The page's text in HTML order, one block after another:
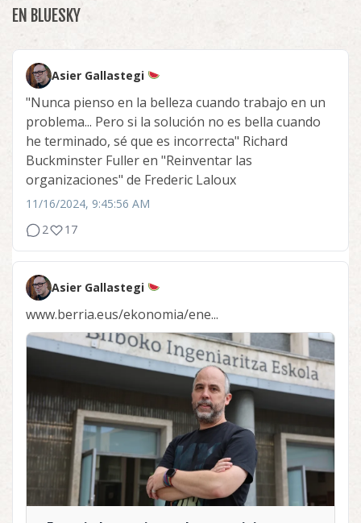
EN BLUESKY
Asier Gallastegi
"Nunca pienso en la belleza cuando trabajo en un
problema... Pero si la solución no es bella cuando
he terminado, sé que es incorrecta" Richard
Buckminster Fuller en "Reinventar las
organizaciones" de Frederic Laloux
11/16/2024, 9:45:56 AM
2
17
Asier Gallastegi
www.berria.eus/ekonomia/ene...